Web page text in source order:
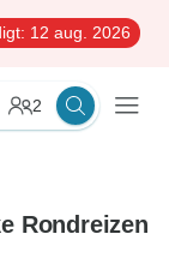
12 aug. 2026
2
Rondreizen